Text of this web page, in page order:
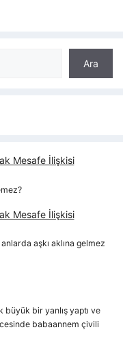
Ara
Mesafe İlişkisi
Mesafe İlişkisi
aşkı aklına gelmez
bir yanlış yaptı ve
babaannem çivili